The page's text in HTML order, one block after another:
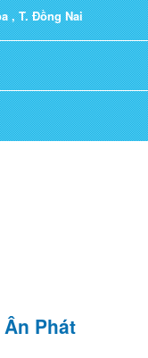
, T. Đồng Nai
Phát